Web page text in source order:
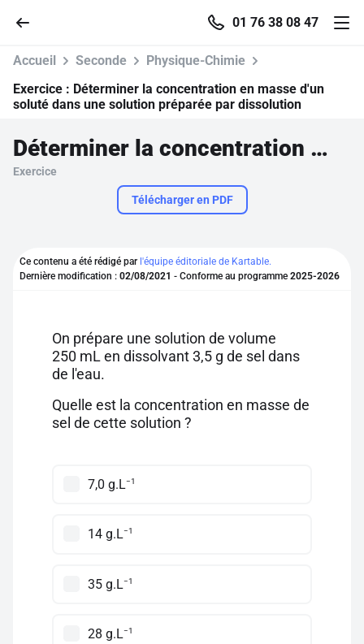
01 76 38 08 47
Parcourir
Se connecter
Pour profiter de 10 contenus offerts.
Accueil Seconde
Physique-Chimie
Exercice : Déterminer la concentration en masse d'un
soluté dans une solution préparée par dissolution
Déterminer la concentration en masse d'un soluté dans une solution préparée par dissolution
Exercice
Télécharger en PDF
Ce contenu a été rédigé par l'équipe éditoriale de Kartable.
Dernière modification : 02/08/2021 - Conforme au programme 2025-2026
On prépare une solution de volume
250 mL en dissolvant 3,5 g de sel dans
de l'eau.
Quelle est la concentration en masse de
sel de cette solution ?
7,0 g.L−1
14 g.L−1
35 g.L−1
28 g.L−1